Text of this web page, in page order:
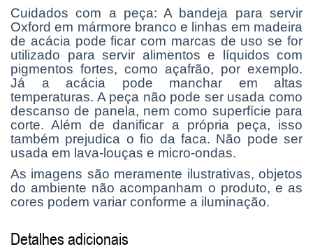
Cuidados com a peça: A bandeja para servir
Oxford em mármore branco e linhas em madeira
de acácia pode ficar com marcas de uso se for
utilizado para servir alimentos e líquidos com
pigmentos fortes, como açafrão, por exemplo.
Já a acácia pode manchar em altas
temperaturas. A peça não pode ser usada como
descanso de panela, nem como superfície para
corte. Além de danificar a própria peça, isso
também prejudica o fio da faca. Não pode ser
usada em lava-louças e micro-ondas.
As imagens são meramente ilustrativas, objetos
do ambiente não acompanham o produto, e as
cores podem variar conforme a iluminação.
Detalhes adicionais